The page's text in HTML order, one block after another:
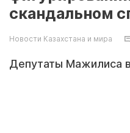
скандальном
Новости Казахстана и мира
Депутаты Мажилиса